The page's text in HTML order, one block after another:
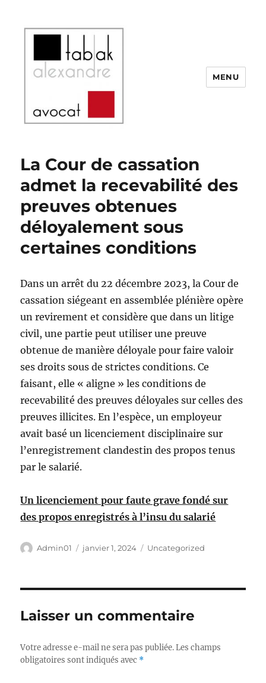
MENU
La Cour de cassation
admet la recevabilité des
preuves obtenues
déloyalement sous
certaines conditions
Dans un arrêt du 22 décembre 2023, la Cour de
cassation siégeant en assemblée plénière opère
un revirement et considère que dans un litige
civil, une partie peut utiliser une preuve
obtenue de manière déloyale pour faire valoir
ses droits sous de strictes conditions. Ce
faisant, elle « aligne » les conditions de
recevabilité des preuves déloyales sur celles des
preuves illicites. En l’espèce, un employeur
avait basé un licenciement disciplinaire sur
l’enregistrement clandestin des propos tenus
par le salarié.
Un licenciement pour faute grave fondé sur
des propos enregistrés à l’insu du salarié
Auteur
Admin01
Publié
janvier 1, 2024 Catégories
Uncategorized
Laisser un commentaire
Votre adresse e-mail ne sera pas publiée. Les champs
obligatoires sont indiqués avec *